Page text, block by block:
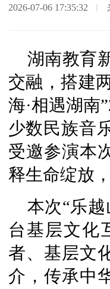
2026-07-06 17:35:32
湖南教育
交融，搭建
海·相遇湖南
少数民族音
受邀参演本
释生命绽放
本次“乐
台基层文化
者、基层文
介，传承中